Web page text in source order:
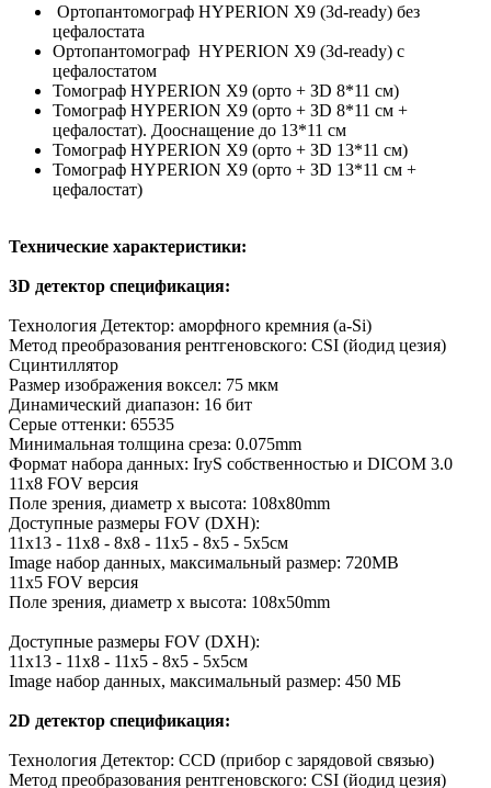
Ортопантомограф HYPERION X9 (3d-ready) без
цефалостата
Ортопантомограф HYPERION X9 (3d-ready) с
цефалостатом
Томограф HYPERION X9 (орто + ЗD 8*11 см)
Томограф HYPERION X9 (орто + ЗD 8*11 см +
цефалостат). Дооснащение до 13*11 см
Томограф HYPERION X9 (орто + ЗD 13*11 см)
Томограф HYPERION X9 (орто + ЗD 13*11 см +
цефалостат)
Технические характеристики:
3D детектор спецификация:
Технология Детектор: аморфного кремния (а-Si)
Метод преобразования рентгеновского: CSI (йодид цезия)
Сцинтиллятор
Размер изображения воксел: 75 мкм
Динамический диапазон: 16 бит
Серые оттенки: 65535
Минимальная толщина среза: 0.075mm
Формат набора данных: IryS собственностью и DICOM 3.0
11x8 FOV версия
Поле зрения, диаметр х высота: 108x80mm
Доступные размеры FOV (DXH):
11x13 - 11x8 - 8x8 - 11x5 - 8x5 - 5х5см
Image набор данных, максимальный размер: 720MB
11x5 FOV версия
Поле зрения, диаметр х высота: 108x50mm
Доступные размеры FOV (DXH):
11x13 - 11x8 - 11x5 - 8x5 - 5х5см
Image набор данных, максимальный размер: 450 МБ
2D детектор спецификация:
Технология Детектор: CCD (прибор с зарядовой связью)
Метод преобразования рентгеновского: CSI (йодид цезия)